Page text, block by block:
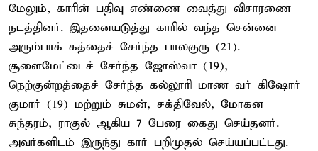
மேலும், காரின் பதிவு எண்ணை வைத்து விசாரணை
நடத்தினர். இதனையடுத்து காரில் வந்த சென்னை
அரும்பாக் கத்தைச் சேர்ந்த பாலகுரு (21).
சூளைமேட்டைச் சேர்ந்த ஜோஸ்வா (19),
நெற்குன்றத்தைச் சேர்ந்த கல்லூரி மாண வர் கிஷோர்
குமார் (19) மற்றும் சுமன், சக்திவேல், மோகன
சுந்தரம், ராகுல் ஆகிய 7 பேரை கைது செய்தனர்.
அவர்களிடம் இருந்து கார் பறிமுதல் செய்யப்பட்டது.